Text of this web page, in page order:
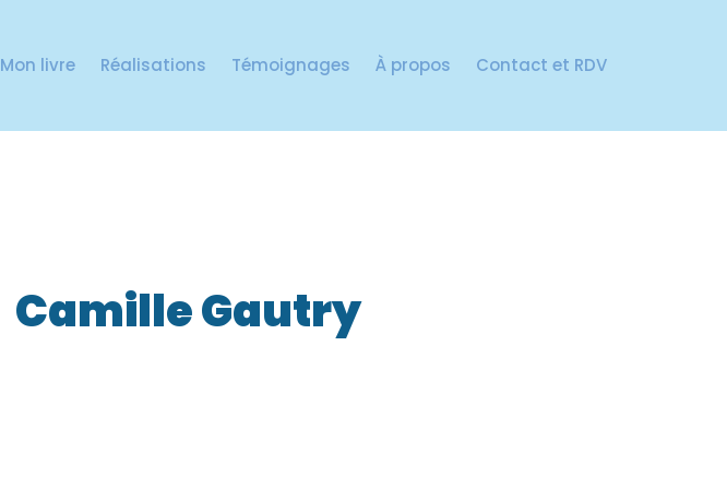
Mon livre Réalisations Témoignages À propos Contact et RDV
Camille Gautry